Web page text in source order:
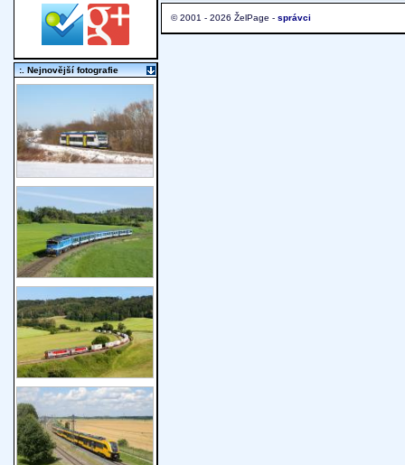
© 2001 - 2026 ŽelPage - správci
:. Nejnovější fotografie